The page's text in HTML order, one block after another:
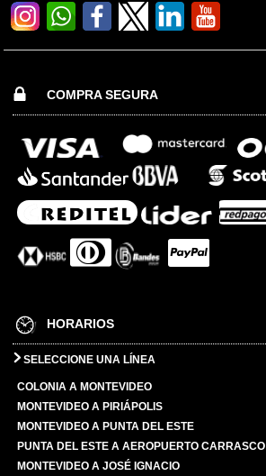
COMPRA SEGURA
HORARIOS
SELECCIONE UNA LÍNEA
COLONIA A MONTEVIDEO
MONTEVIDEO A PIRIÁPOLIS
MONTEVIDEO A PUNTA DEL ESTE
PUNTA DEL ESTE A AEROPUERTO CARRASCO
MONTEVIDEO A JOSÉ IGNACIO